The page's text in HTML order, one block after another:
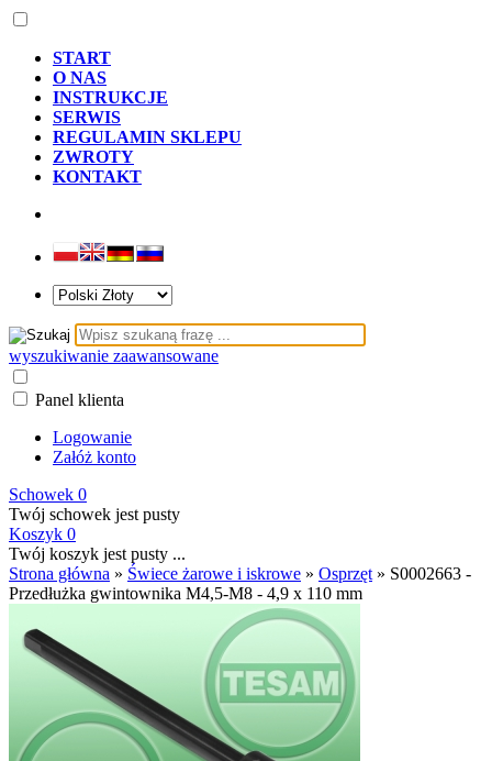
START
O NAS
INSTRUKCJE
SERWIS
REGULAMIN SKLEPU
ZWROTY
KONTAKT
wyszukiwanie zaawansowane
Panel klienta
Logowanie
Załóż konto
Schowek 0
Twój schowek jest pusty
Koszyk 0
Twój koszyk jest pusty ...
Strona główna » Świece żarowe i iskrowe » Osprzęt » S0002663 -
Przedłużka gwintownika M4,5-M8 - 4,9 x 110 mm